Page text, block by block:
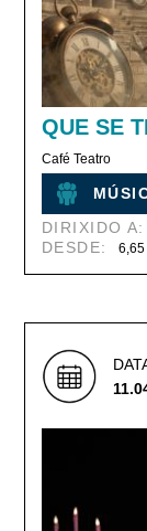
QUE SE
Café Teatro
DIRIXIDO A:
DESDE: 6,65